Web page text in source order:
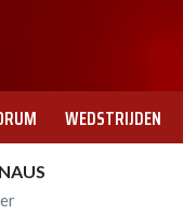
WEDSTRIJDEN